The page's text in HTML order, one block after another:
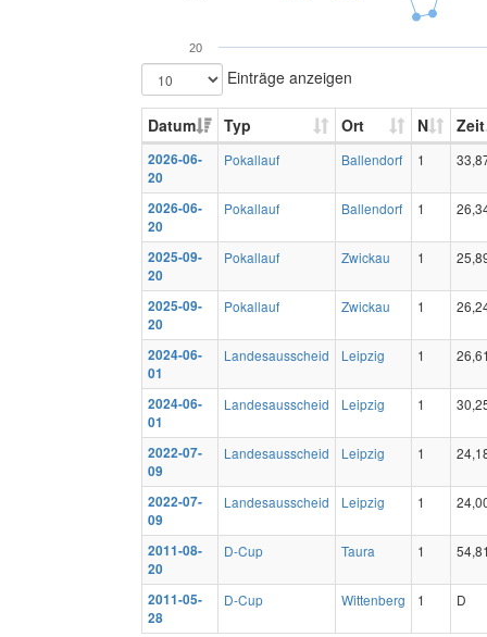
20
Einträge anzeigen
Datum Typ Ort N Zeit
2026-06-
20
Pokallauf Ballendorf 1
2026-06-
20
Pokallauf Ballendorf 1
2025-09-
20
Pokallauf Zwickau 1
2025-09-
20
Pokallauf Zwickau 1
2024-06-
01
Landesausscheid Leipzig 1
2024-06-
01
Landesausscheid Leipzig 1
2022-07-
09
Landesausscheid Leipzig 1
2022-07-
09
Landesausscheid Leipzig 1
2011-08-
20
D-Cup Taura 1
2011-05-
28
D-Cup Wittenberg 1 D